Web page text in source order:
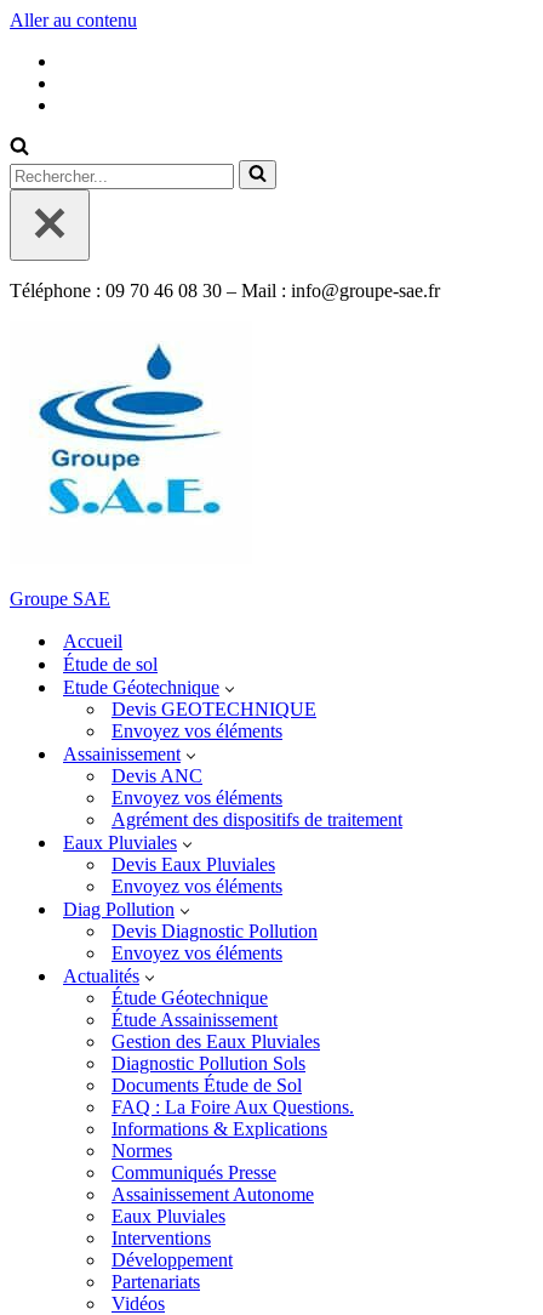
Aller au contenu
Rechercher...
Téléphone : 09 70 46 08 30 – Mail : info@groupe-sae.fr
Groupe SAE
Accueil
Étude de sol
Etude Géotechnique
Devis GEOTECHNIQUE
Envoyez vos éléments
Assainissement
Devis ANC
Envoyez vos éléments
Agrément des dispositifs de traitement
Eaux Pluviales
Devis Eaux Pluviales
Envoyez vos éléments
Diag Pollution
Devis Diagnostic Pollution
Envoyez vos éléments
Actualités
Étude Géotechnique
Étude Assainissement
Gestion des Eaux Pluviales
Diagnostic Pollution Sols
Documents Étude de Sol
FAQ : La Foire Aux Questions.
Informations & Explications
Normes
Communiqués Presse
Assainissement Autonome
Eaux Pluviales
Interventions
Développement
Partenariats
Vidéos